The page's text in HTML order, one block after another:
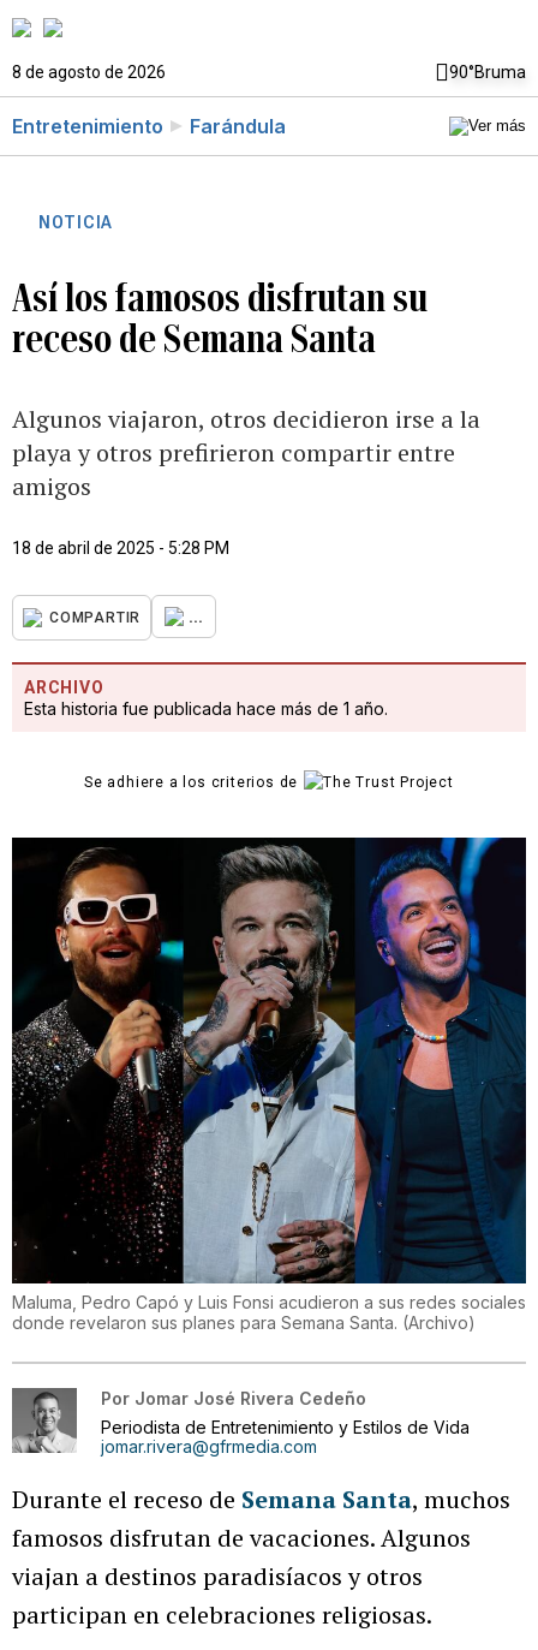
8 de agosto de 2026 90°Bruma
Entretenimiento Farándula
NOTICIA
Así los famosos disfrutan su
receso de Semana Santa
Algunos viajaron, otros decidieron irse a la
playa y otros prefirieron compartir entre
amigos
18 de abril de 2025 - 5:28 PM
COMPARTIR ...
ARCHIVO
Esta historia fue publicada hace más de 1 año.
Se adhiere a los criterios de
Maluma, Pedro Capó y Luis Fonsi acudieron a sus redes sociales
donde revelaron sus planes para Semana Santa. (Archivo)
Por Jomar José Rivera Cedeño
Periodista de Entretenimiento y Estilos de Vida
jomar.rivera@gfrmedia.com
Durante el receso de Semana Santa, muchos
famosos disfrutan de vacaciones. Algunos
viajan a destinos paradisíacos y otros
participan en celebraciones religiosas.